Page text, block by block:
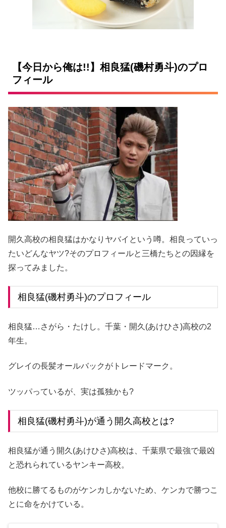
【今日から俺は!!】相良猛(磯村勇斗)のプロ
フィール
開久高校の相良猛はかなりヤバイという噂。相良っていっ
たいどんなヤツ?そのプロフィールと三橋たちとの因縁を
探ってみました。
相良猛(磯村勇斗)のプロフィール
相良猛…さがら・たけし。千葉・開久(あけひさ)高校の2
年生。
グレイの長髪オールバックがトレードマーク。
ツッパっているが、実は孤独かも?
相良猛(磯村勇斗)が通う開久高校とは?
相良猛が通う開久(あけひさ)高校は、千葉県で最強で最凶
と恐れられているヤンキー高校。
他校に勝てるものがケンカしかないため、ケンカで勝つこ
とに命をかけている。